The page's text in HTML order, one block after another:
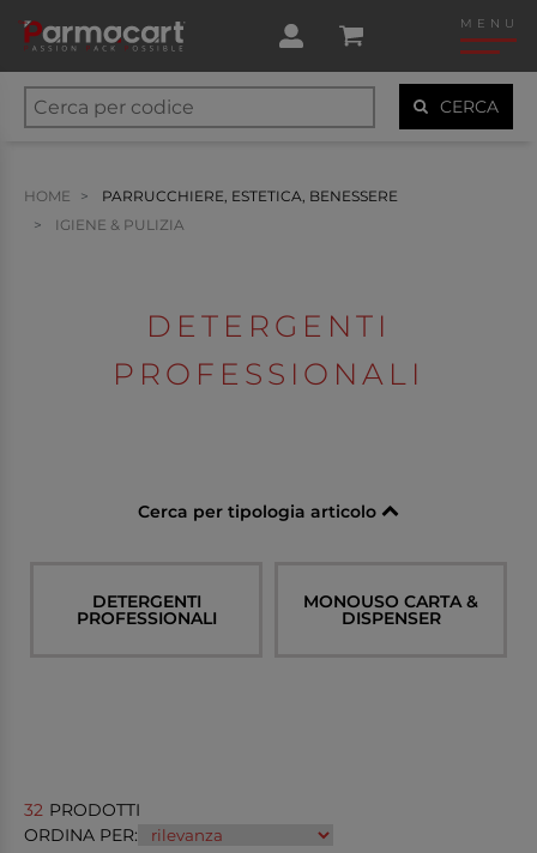
MENU
CERCA
HOME
PARRUCCHIERE, ESTETICA, BENESSERE
IGIENE & PULIZIA
DETERGENTI
PROFESSIONALI
Cerca per tipologia articolo
DETERGENTI
PROFESSIONALI
MONOUSO CARTA &
DISPENSER
32 PRODOTTI
ORDINA PER: